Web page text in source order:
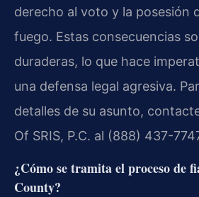
derecho al voto y la posesión
fuego. Estas consecuencias
duraderas, lo que hace
una defensa legal agresiva.
detalles de su asunto,
Of SRIS, P.C. al (888) 437-
¿Cómo se tramita el proceso de
County?